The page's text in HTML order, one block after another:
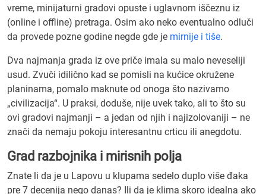
vreme, minijaturni gradovi opuste i uglavnom iščeznu iz
(online i offline) pretraga. Osim ako neko eventualno odluči
da provede pozne godine negde gde je mirnije i tiše.
Dva najmanja grada iz ove priče imala su malo neveseliji
usud. Zvuči idilično kad se pomisli na kućice okružene
planinama, pomalo maknute od onoga što nazivamo
„civilizacija“. U praksi, doduše, nije uvek tako, ali to što su
ovi gradovi najmanji – a jedan od njih i najizolovaniji – ne
znači da nemaju pokoju interesantnu crticu ili anegdotu.
Grad razbojnika i mirisnih polja
Znate li da je u Lapovu u klupama sedelo duplo više đaka
pre 7 decenija nego danas? Ili da je klima skoro idealna ako